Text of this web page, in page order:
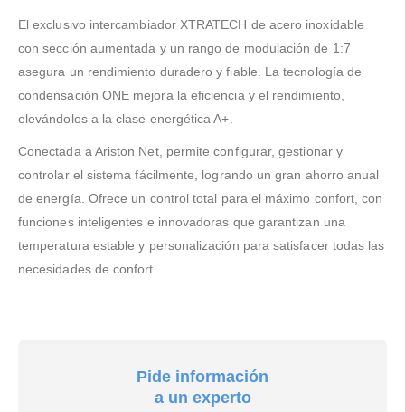
El exclusivo intercambiador XTRATECH de acero inoxidable
con sección aumentada y un rango de modulación de 1:7
asegura un rendimiento duradero y fiable. La tecnología de
condensación ONE mejora la eficiencia y el rendimiento,
elevándolos a la clase energética A+.
Conectada a Ariston Net, permite configurar, gestionar y
controlar el sistema fácilmente, logrando un gran ahorro anual
de energía. Ofrece un control total para el máximo confort, con
funciones inteligentes e innovadoras que garantizan una
temperatura estable y personalización para satisfacer todas las
necesidades de confort.
Pide información
a un experto